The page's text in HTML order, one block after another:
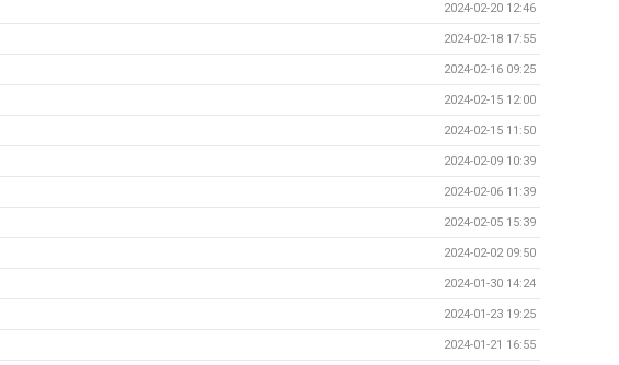
2024-02-20 12:46
2024-02-18 17:55
2024-02-16 09:25
2024-02-15 12:00
2024-02-15 11:50
2024-02-09 10:39
2024-02-06 11:39
2024-02-05 15:39
2024-02-02 09:50
2024-01-30 14:24
2024-01-23 19:25
2024-01-21 16:55